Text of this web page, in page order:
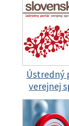
Ústredný
verejnej